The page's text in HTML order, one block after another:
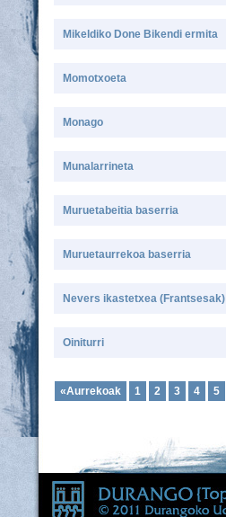
Mikeldiko Done Bikendi ermita
Momotxoeta
Monago
Munalarrineta
Muruetabeitia baserria
Muruetaurrekoa baserria
Nevers ikastetxea (Frantsesak)
Oiniturri
«Aurrekoak 1 2 3 4 5